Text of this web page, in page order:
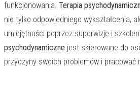
funkcjonowania. Terapia
nie tylko odpowiedniego wykształcenia,
umiejętności poprzez superwizje i
psychodynamiczne jest skierowane do
przyczyny swoich problemów i pracować